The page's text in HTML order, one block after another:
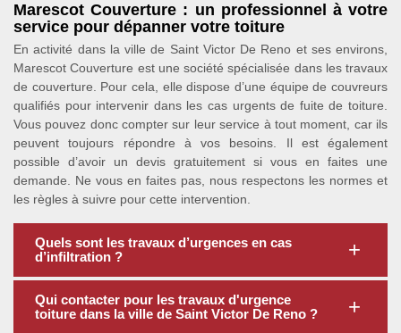
Marescot Couverture : un professionnel à votre
service pour dépanner votre toiture
En activité dans la ville de Saint Victor De Reno et ses environs,
Marescot Couverture est une société spécialisée dans les travaux
de couverture. Pour cela, elle dispose d’une équipe de couvreurs
qualifiés pour intervenir dans les cas urgents de fuite de toiture.
Vous pouvez donc compter sur leur service à tout moment, car ils
peuvent toujours répondre à vos besoins. Il est également
possible d’avoir un devis gratuitement si vous en faites une
demande. Ne vous en faites pas, nous respectons les normes et
les règles à suivre pour cette intervention.
Quels sont les travaux d’urgences en cas
d’infiltration ?
Qui contacter pour les travaux d'urgence
toiture dans la ville de Saint Victor De Reno ?